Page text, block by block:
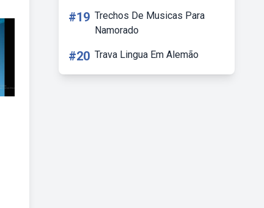
#19 Trechos De Musicas Para
Namorado
#20 Trava Lingua Em Alemão